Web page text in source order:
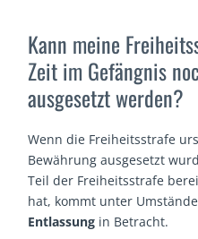
Kann meine
Zeit im Gefängnis
ausgesetzt werden?
Wenn die Freiheitsstrafe
Bewährung ausgesetzt
Teil der Freiheitsstrafe
hat, kommt unter
Entlassung in Betracht.